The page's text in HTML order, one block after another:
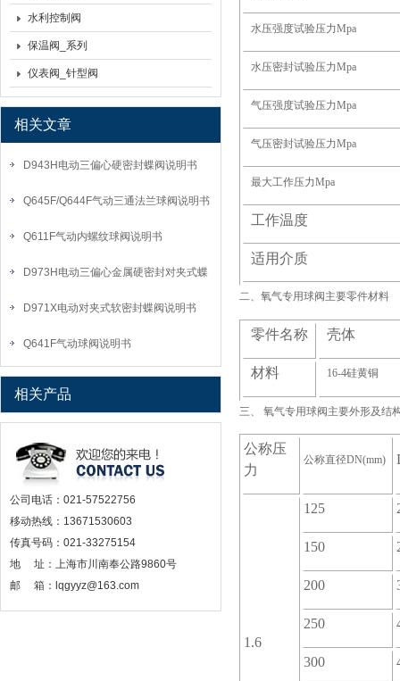
水利控制阀
保温阀_系列
仪表阀_针型阀
相关文章
D943H电动三偏心硬密封蝶阀说明书
Q645F/Q644F气动三通法兰球阀说明书
Q611F气动内螺纹球阀说明书
D973H电动三偏心金属硬密封对夹式蝶
D971X电动对夹式软密封蝶阀说明书
Q641F气动球阀说明书
相关产品
公司电话：021-57522756
移动热线：13671530603
传真号码：021-33275154
地 址：上海市川南奉公路9860号
邮 箱：lqgyyz@163.com
水压强度试验压力Mpa
水压密封试验压力Mpa
气压强度试验压力Mpa
气压密封试验压力Mpa
最大工作压力Mpa
工作温度
适用介质
二、 氧气专用球阀主要零件材料
零件名称 壳体
材料 16-4硅黄铜
三、 氧气专用球阀主要外形及结
公称压
力
公称直径DN(mm)
1.6
125
150
200
250
300